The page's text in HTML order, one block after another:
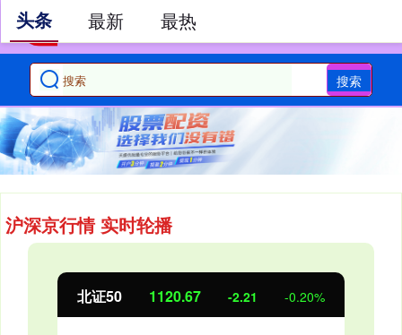
搜索
沪深京行情 实时轮播
北证50 1120.40 -2.47 -0.22%
头条 最新 最热